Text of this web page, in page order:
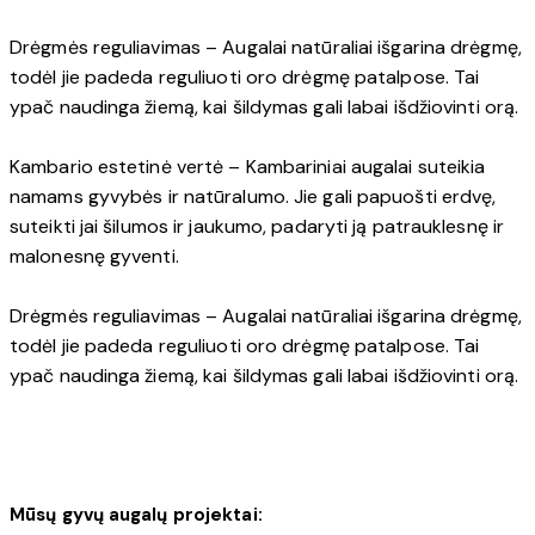
Drėgmės reguliavimas – Augalai natūraliai išgarina drėgmę,
todėl jie padeda reguliuoti oro drėgmę patalpose. Tai
ypač naudinga žiemą, kai šildymas gali labai išdžiovinti orą.
Kambario estetinė vertė – Kambariniai augalai suteikia
namams gyvybės ir natūralumo. Jie gali papuošti erdvę,
suteikti jai šilumos ir jaukumo, padaryti ją patrauklesnę ir
malonesnę gyventi.
Drėgmės reguliavimas – Augalai natūraliai išgarina drėgmę,
todėl jie padeda reguliuoti oro drėgmę patalpose. Tai
ypač naudinga žiemą, kai šildymas gali labai išdžiovinti orą.
Mūsų gyvų augalų projektai:
DEKORAVIMAS